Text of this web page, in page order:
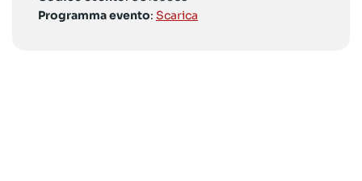
Programma evento: Scarica